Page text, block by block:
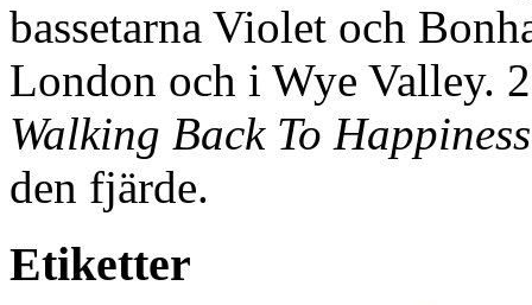
bassetarna Violet och
London och i Wye Valley.
Walking Back To Happiness
den fjärde.
Etiketter